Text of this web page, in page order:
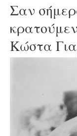
Σαν
Κώστα